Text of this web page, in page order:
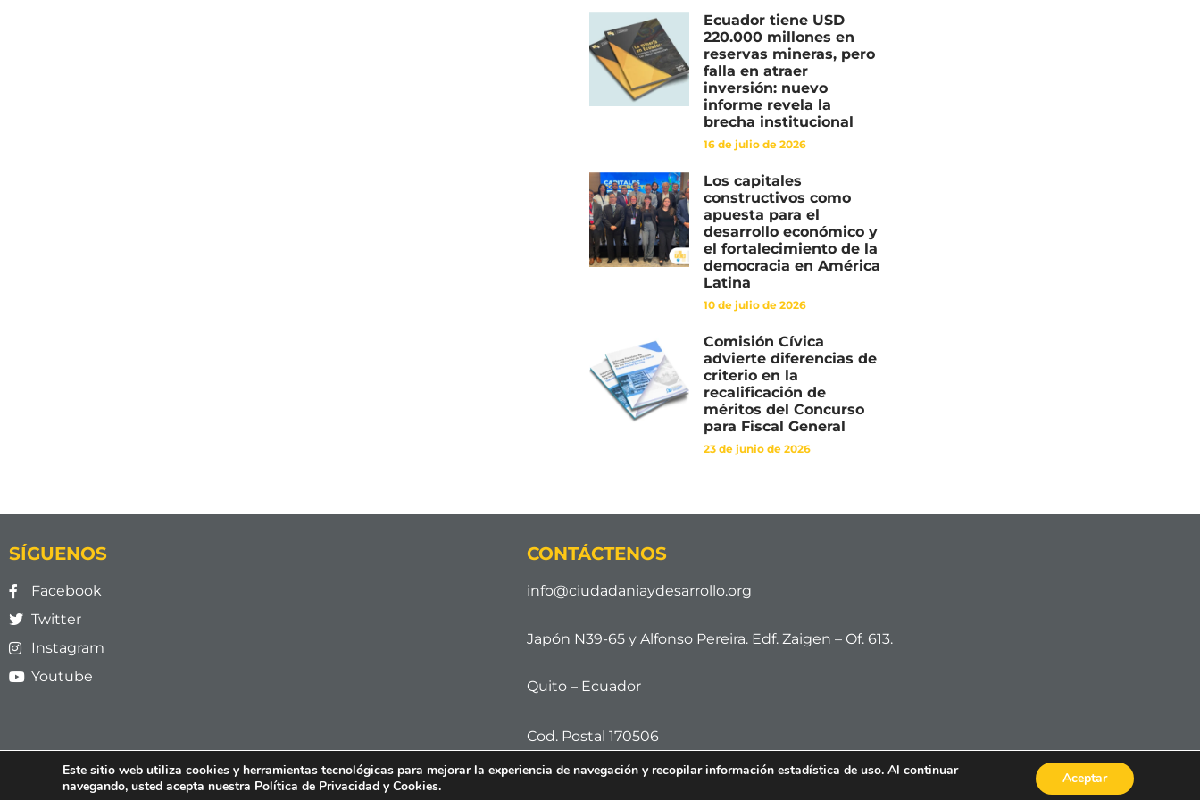
Ecuador tiene USD
220.000 millones en
reservas mineras, pero
falla en atraer
inversión: nuevo
informe revela la
brecha institucional
16 de julio de 2026
Los capitales
constructivos como
apuesta para el
desarrollo económico y
el fortalecimiento de la
democracia en América
Latina
10 de julio de 2026
Comisión Cívica
advierte diferencias de
criterio en la
recalificación de
méritos del Concurso
para Fiscal General
23 de junio de 2026
SÍGUENOS
Facebook
Twitter
Instagram
Youtube
CONTÁCTENOS
info@ciudadaniaydesarrollo.org
Japón N39-65 y Alfonso Pereira. Edf. Zaigen – Of. 613.
Quito – Ecuador
Cod. Postal 170506
Este sitio web utiliza cookies y herramientas tecnológicas para mejorar la experiencia de navegación y recopilar información estadística de uso. Al continuar
navegando, usted acepta nuestra Política de Privacidad y Cookies.
Aceptar